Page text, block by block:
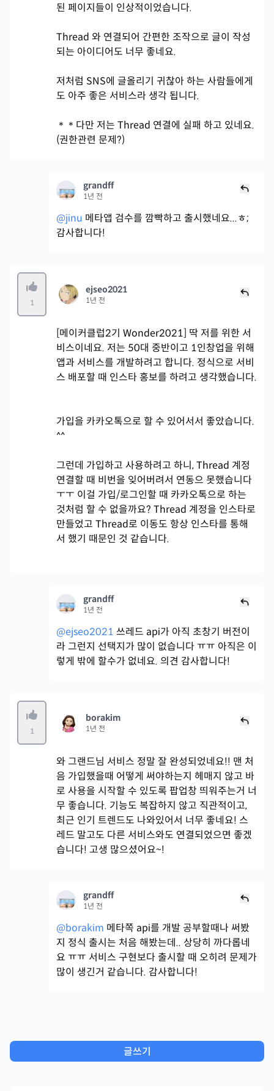
된 페이지들이 인상적이었습니다.
Thread 와 연결되어 간편한 조작으로 글이 작성
되는 아이디어도 너무 좋네요.
저처럼 SNS에 글올리기 귀찮아 하는 사람들에게
도 아주 좋은 서비스라 생각 됩니다.
＊＊다만 저는 Thread 연결에 실패 하고 있네요.
(권한관련 문제?)
grandff
1년 전
@jinu 메타앱 검수를 깜빡하고 출시했네요...ㅎ;
감사합니다!
1
ejseo2021
1년 전
[메이커클럽2기 Wonder2021] 딱 저를 위한 서
비스이네요. 저는 50대 중반이고 1인창업을 위해
앱과 서비스를 개발하려고 합니다. 정식으로 서비
스 배포할 때 인스타 홍보를 하려고 생각했습니다.
가입을 카카오톡으로 할 수 있어서서 좋았습니다.
^^
그런데 가입하고 사용하려고 하니, Thread 계정
연결할 때 비번을 잊어버려서 연동으 못했습니다
ㅜㅜ 이걸 가입/로그인할 때 카카오톡으로 하는
것처럼 할 수 없을까요? Thread 계정을 인스타로
만들었고 Thread로 이동도 항상 인스타를 통해
서 했기 때문인 것 같습니다.
grandff
1년 전
@ejseo2021 쓰레드 api가 아직 초창기 버전이
라 그런지 선택지가 많이 없습니다 ㅠㅠ 아직은 이
렇게 밖에 할수가 없네요. 의견 감사합니다!
1
borakim
1년 전
와 그랜드님 서비스 정말 잘 완성되었네요!! 맨 처
음 가입했을때 어떻게 써야하는지 헤매지 않고 바
로 사용을 시작할 수 있도록 팝업창 띄워주는거 너
무 좋습니다. 기능도 복잡하지 않고 직관적이고,
최근 인기 트렌드도 나와있어서 너무 좋네요! 스
레드 말고도 다른 서비스와도 연결되었으면 좋겠
습니다! 고생 많으셨어요~!
grandff
1년 전
@borakim 메타쪽 api를 개발 공부할때나 써봤
지 정식 출시는 처음 해봤는데.. 상당히 까다롭네
요 ㅠㅠ 서비스 구현보다 출시할 때 오히려 문제가
많이 생긴거 같습니다. 감사합니다!
글쓰기